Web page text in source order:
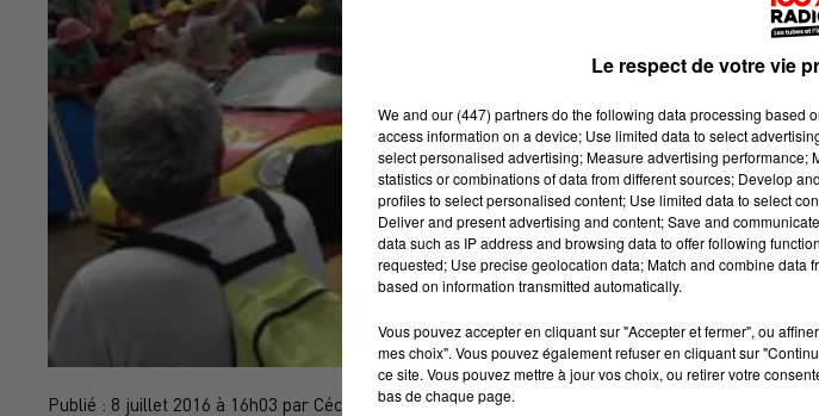
Publié : 8 juillet 2016 à 16h03 par Cécile Gabaude
Le respect de votre vie
We and our (447) partnersdo the following data processing based
access information on a device; Use limited data to select
select personalised advertising; Measure advertising
statistics or combinations of data from different sources; Develop
profiles to select personalised content; Use limited data to select
Deliver and present advertising and content; Save and
data such as IP address and browsing data to offer following
requested; Use precise geolocation data; Match and combine data
based on information transmitted automatically.
Vous pouvez accepter en cliquant sur "Accepter et fermer", ou
mes choix". Vous pouvez également refuser en cliquant sur
ce site. Vous pouvez mettre à jour vos choix, ou retirer votre
bas de chaque page.